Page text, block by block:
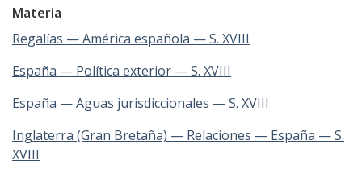
Materia
Regalías — América española — S. XVIII
España — Política exterior — S. XVIII
España — Aguas jurisdiccionales — S. XVIII
Inglaterra (Gran Bretaña) — Relaciones — España — S.
XVIII